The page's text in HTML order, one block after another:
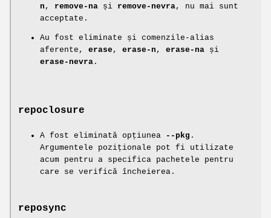
n , remove-na și remove-nevra, nu mai sunt
acceptate.
Au fost eliminate și comenzile-alias
aferente, erase , erase-n , erase-na și
erase-nevra .
repoclosure
A fost eliminată opțiunea --pkg .
Argumentele poziționale pot fi utilizate
acum pentru a specifica pachetele pentru
care se verifică încheierea.
reposync